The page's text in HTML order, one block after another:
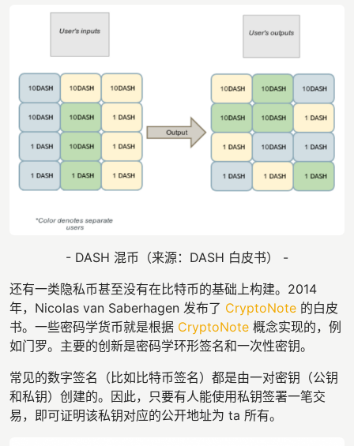
- DASH 混币（来源：DASH 白皮书） -
还有一类隐私币甚至没有在比特币的基础上构建。2014
年，Nicolas van Saberhagen 发布了 CryptoNote 的白皮
书。一些密码学货币就是根据 CryptoNote 概念实现的，例
如门罗。主要的创新是密码学环形签名和一次性密钥。
常见的数字签名（比如比特币签名）都是由一对密钥（公钥
和私钥）创建的。因此，只要有人能使用私钥签署一笔交
易，即可证明该私钥对应的公开地址为 ta 所有。